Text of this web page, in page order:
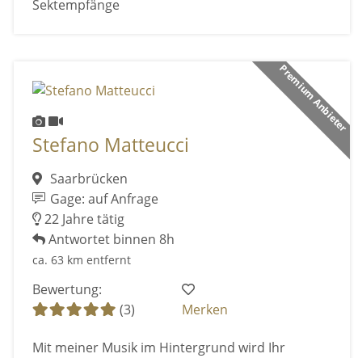
Sektempfänge
Premium Anbieter
Stefano Matteucci
Saarbrücken
Gage: auf Anfrage
22 Jahre tätig
Antwortet binnen 8h
ca. 63 km entfernt
Bewertung:
(3)
Merken
Mit meiner Musik im Hintergrund wird Ihr